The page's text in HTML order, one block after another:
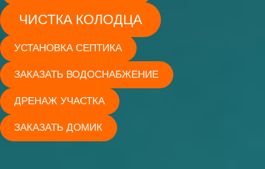
ЧИСТКА КОЛОДЦА
УСТАНОВКА СЕПТИКА
ЗАКАЗАТЬ ВОДОСНАБЖЕНИЕ
ДРЕНАЖ УЧАСТКА
ЗАКАЗАТЬ ДОМИК